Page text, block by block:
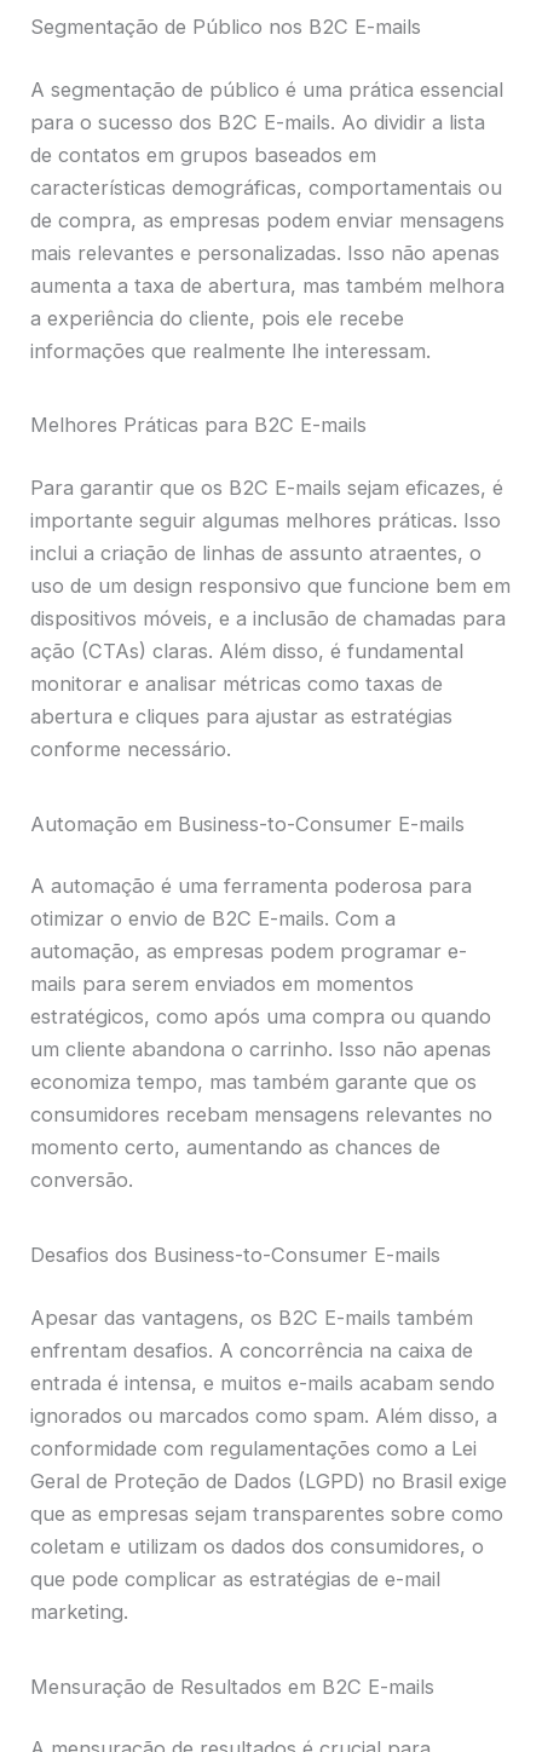
Segmentação de Público nos B2C E-mails
A segmentação de público é uma prática essencial
para o sucesso dos B2C E-mails. Ao dividir a lista
de contatos em grupos baseados em
características demográficas, comportamentais ou
de compra, as empresas podem enviar mensagens
mais relevantes e personalizadas. Isso não apenas
aumenta a taxa de abertura, mas também melhora
a experiência do cliente, pois ele recebe
informações que realmente lhe interessam.
Melhores Práticas para B2C E-mails
Para garantir que os B2C E-mails sejam eficazes, é
importante seguir algumas melhores práticas. Isso
inclui a criação de linhas de assunto atraentes, o
uso de um design responsivo que funcione bem em
dispositivos móveis, e a inclusão de chamadas para
ação (CTAs) claras. Além disso, é fundamental
monitorar e analisar métricas como taxas de
abertura e cliques para ajustar as estratégias
conforme necessário.
Automação em Business-to-Consumer E-mails
A automação é uma ferramenta poderosa para
otimizar o envio de B2C E-mails. Com a
automação, as empresas podem programar e-
mails para serem enviados em momentos
estratégicos, como após uma compra ou quando
um cliente abandona o carrinho. Isso não apenas
economiza tempo, mas também garante que os
consumidores recebam mensagens relevantes no
momento certo, aumentando as chances de
conversão.
Desafios dos Business-to-Consumer E-mails
Apesar das vantagens, os B2C E-mails também
enfrentam desafios. A concorrência na caixa de
entrada é intensa, e muitos e-mails acabam sendo
ignorados ou marcados como spam. Além disso, a
conformidade com regulamentações como a Lei
Geral de Proteção de Dados (LGPD) no Brasil exige
que as empresas sejam transparentes sobre como
coletam e utilizam os dados dos consumidores, o
que pode complicar as estratégias de e-mail
marketing.
Mensuração de Resultados em B2C E-mails